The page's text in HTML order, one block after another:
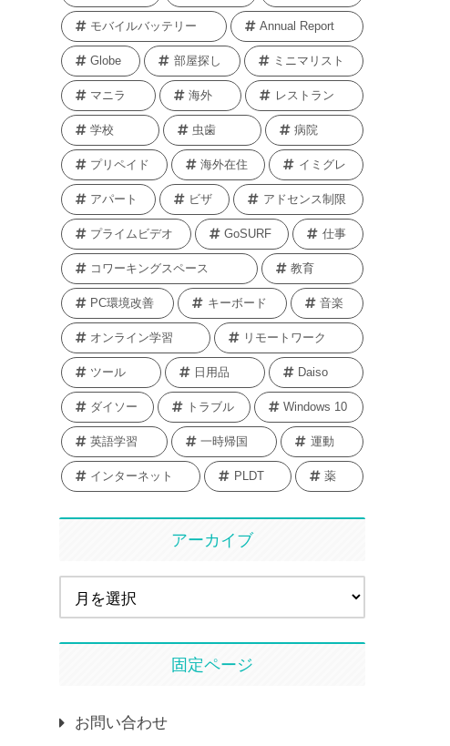
モバイルバッテリー Annual Report
Globe 部屋探し ミニマリスト
マニラ 海外 レストラン
学校 虫歯 病院
プリペイド 海外在住 イミグレ
アパート ビザ アドセンス制限
プライムビデオ GoSURF 仕事
コワーキングスペース 教育
PC環境改善 キーボード 音楽
オンライン学習 リモートワーク
ツール 日用品 Daiso
ダイソー トラブル Windows 10
英語学習 一時帰国 運動
インターネット PLDT 薬
アーカイブ
固定ページ
お問い合わせ